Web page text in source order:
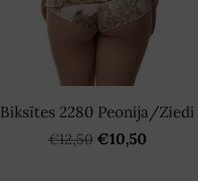
Biksītes 2280 Peonija/Ziedi
€12,50 €10,50